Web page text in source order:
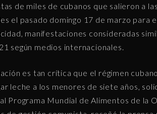
de miles de cubanos que salieron a
el pasado domingo 17 de marzo para
manifestaciones consideradas
según medios internacionales.
es tan crítica que el régimen
leche a los menores de siete años,
Programa Mundial de Alimentos de la